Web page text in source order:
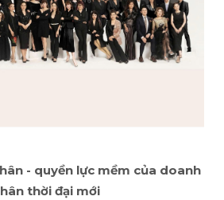
- quyền lực mềm của doanh
thời đại mới